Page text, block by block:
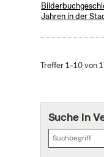
Jahren in der
Treffer 1–10 von
Suche in